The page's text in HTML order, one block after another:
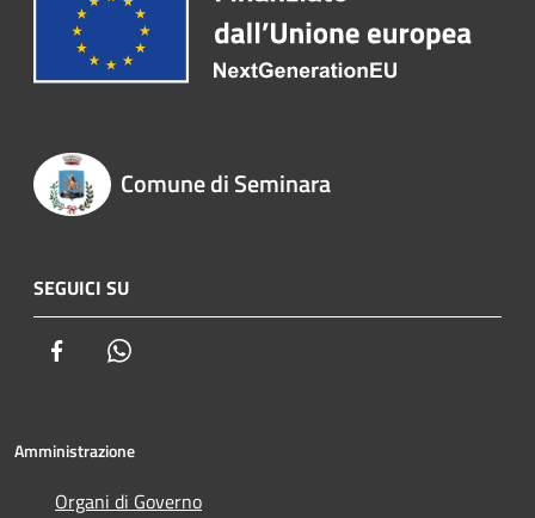
Comune di Seminara
SEGUICI SU
Facebook
Amministrazione
Organi di Governo